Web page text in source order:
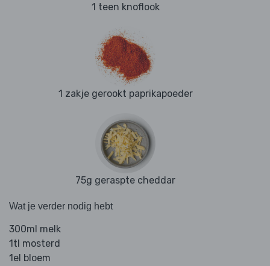
1 teen knoflook
1 zakje gerookt paprikapoeder
75g geraspte cheddar
Wat je verder nodig hebt
300ml melk
1tl mosterd
1el bloem